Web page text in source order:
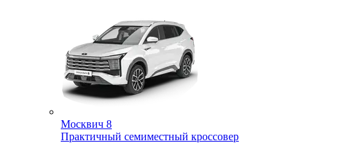
Москвич 8
Практичный семиместный кроссовер